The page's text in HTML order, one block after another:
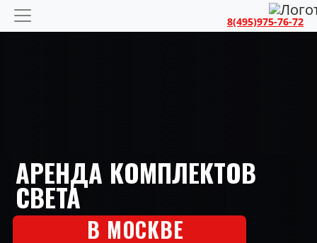
8(495)975-76-72
АРЕНДА КОМПЛЕКТОВ
СВЕТА
В МОСКВЕ